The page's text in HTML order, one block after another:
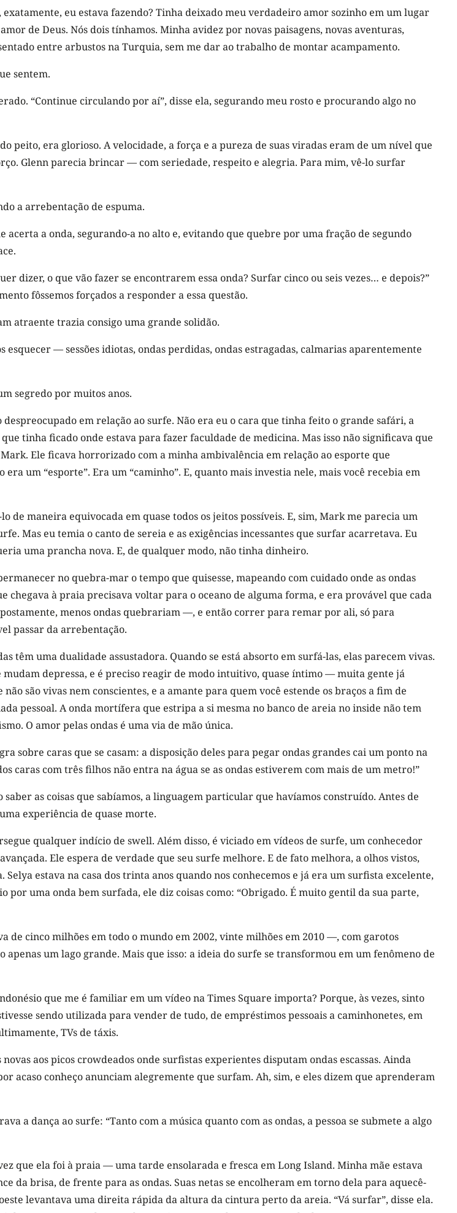
eu estava fazendo? Tinha deixado meu verdadeiro amor sozinho em um lugar
de Deus. Nós dois tínhamos. Minha avidez por novas paisagens, novas aventuras,
entre arbustos na Turquia, sem me dar ao trabalho de montar acampamento.
sentem.
“Continue circulando por aí”, disse ela, segurando meu rosto e procurando algo no
peito, era glorioso. A velocidade, a força e a pureza de suas viradas eram de um nível que
Glenn parecia brincar — com seriedade, respeito e alegria. Para mim, vê-lo surfar
a arrebentação de espuma.
a onda, segurando-a no alto e, evitando que quebre por uma fração de segundo
dizer, o que vão fazer se encontrarem essa onda? Surfar cinco ou seis vezes… e depois?”
fôssemos forçados a responder a essa questão.
atraente trazia consigo uma grande solidão.
— sessões idiotas, ondas perdidas, ondas estragadas, calmarias aparentemente
segredo por muitos anos.
em relação ao surfe. Não era eu o cara que tinha feito o grande safári, a
tinha ficado onde estava para fazer faculdade de medicina. Mas isso não significava que
Ele ficava horrorizado com a minha ambivalência em relação ao esporte que
um “esporte”. Era um “caminho”. E, quanto mais investia nele, mais você recebia em
maneira equivocada em quase todos os jeitos possíveis. E, sim, Mark me parecia um
Mas eu temia o canto de sereia e as exigências incessantes que surfar acarretava. Eu
uma prancha nova. E, de qualquer modo, não tinha dinheiro.
no quebra-mar o tempo que quisesse, mapeando com cuidado onde as ondas
à praia precisava voltar para o oceano de alguma forma, e era provável que cada
menos ondas quebrariam —, e então correr para remar por ali, só para
passar da arrebentação.
uma dualidade assustadora. Quando se está absorto em surfá-las, elas parecem vivas.
depressa, e é preciso reagir de modo intuitivo, quase íntimo — muita gente já
são vivas nem conscientes, e a amante para quem você estende os braços a fim de
pessoal. A onda mortífera que estripa a si mesma no banco de areia no inside não tem
O amor pelas ondas é uma via de mão única.
sobre caras que se casam: a disposição deles para pegar ondas grandes cai um ponto na
caras com três filhos não entra na água se as ondas estiverem com mais de um metro!”
as coisas que sabíamos, a linguagem particular que havíamos construído. Antes de
experiência de quase morte.
qualquer indício de swell. Além disso, é viciado em vídeos de surfe, um conhecedor
Ele espera de verdade que seu surfe melhore. E de fato melhora, a olhos vistos,
estava na casa dos trinta anos quando nos conhecemos e já era um surfista excelente,
por uma onda bem surfada, ele diz coisas como: “Obrigado. É muito gentil da sua parte,
cinco milhões em todo o mundo em 2002, vinte milhões em 2010 —, com garotos
um lago grande. Mais que isso: a ideia do surfe se transformou em um fenômeno de
que me é familiar em um vídeo na Times Square importa? Porque, às vezes, sinto
sendo utilizada para vender de tudo, de empréstimos pessoais a caminhonetes, em
TVs de táxis.
aos picos crowdeados onde surfistas experientes disputam ondas escassas. Ainda
acaso conheço anunciam alegremente que surfam. Ah, sim, e eles dizem que aprenderam
a dança ao surfe: “Tanto com a música quanto com as ondas, a pessoa se submete a algo
que ela foi à praia — uma tarde ensolarada e fresca em Long Island. Minha mãe estava
da brisa, de frente para as ondas. Suas netas se encolheram em torno dela para aquecê-
levantava uma direita rápida da altura da cintura perto da areia. “Vá surfar”, disse ela.